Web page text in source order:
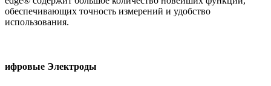
обеспечивающих точность измерений и удобство
использования.
ифровые Электроды